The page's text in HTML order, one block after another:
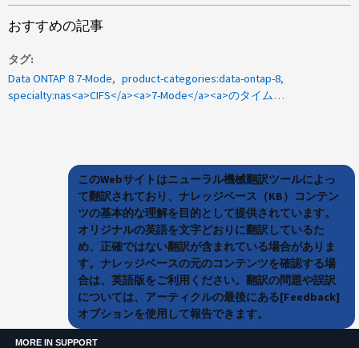
おすすめの記事
タグ
Data ONTAP 8 7-Mode
product-categories:data-ontap-8
specialty:nas<a>CIFS</a><a>7-Mode</a><a>のタイムスキュー</a><a>CIFSのセットアップ</a><a>1042769</a>
このWebサイトはニューラル機械翻訳ツールによっ
て翻訳されており、ナレッジベース（KB）コンテン
ツの基本的な理解を目的として提供されています。
オリジナルの英語を文字どおりに翻訳しているた
め、正確ではない翻訳が含まれている場合がありま
す。ナレッジベースの元のコンテンツを確認する場
合は、英語版をご利用ください。翻訳の問題や誤訳
については、アーティクルの最後にある[Feedback]
オプションを使用して報告できます。
MORE IN SUPPORT